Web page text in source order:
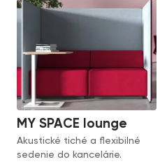
MY SPACE lounge
Akustické tiché a flexibilné
sedenie do kancelárie.